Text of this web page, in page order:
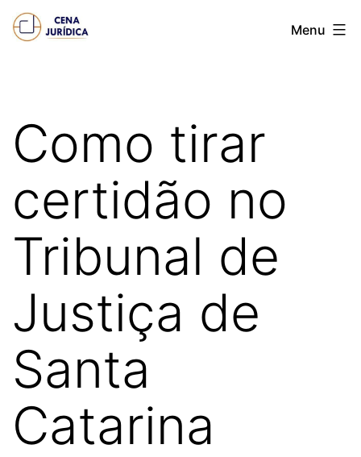
Pular
para
Cena
Menu
Como tirar
certidão no
Tribunal de
Justiça de
Santa
Catarina